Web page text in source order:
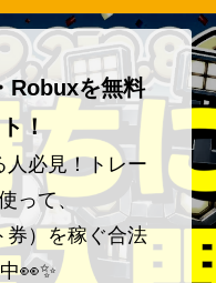
Robuxを無料
！
人必見！トレー
って、
券）を稼ぐ合法
👀✨